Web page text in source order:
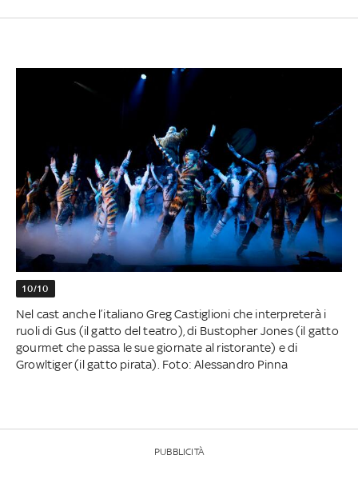
10/10
Nel cast anche l’italiano Greg Castiglioni che interpreterà i
ruoli di Gus (il gatto del teatro), di Bustopher Jones (il gatto
gourmet che passa le sue giornate al ristorante) e di
Growltiger (il gatto pirata). Foto: Alessandro Pinna
PUBBLICITÀ